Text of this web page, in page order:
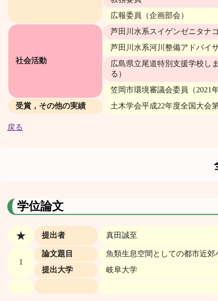
広報委員（企画部会）
社会活動
芦田川水系スイゲンゼニタナ
芦田川水系河川整備アドバイ
広島県立尾道特別支援学校し
る）
笠岡市環境審議会委員（2021
受賞，その他の実績
土木学会平成22年度全国大
戻る
学位論文
★ 提出者 真田誠至
1
論文題目
魚類生息空間としての都市近
提出大学
岐阜大学